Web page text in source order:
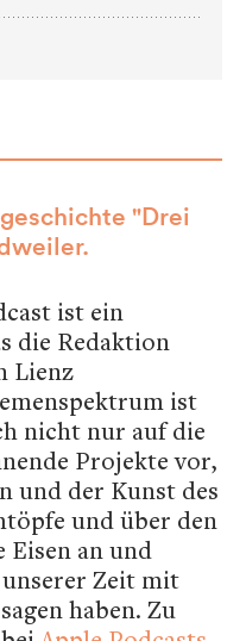
"Drei
ist ein
die Redaktion
Lienz
ist
nicht nur auf die
Projekte vor,
und der Kunst des
und über den
Eisen an und
Zeit mit
haben. Zu